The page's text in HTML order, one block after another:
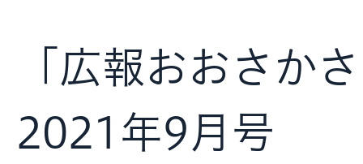
「広報おおさか
2021年9月号